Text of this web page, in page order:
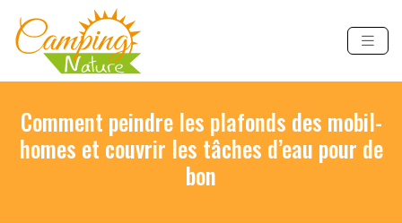
Comment peindre les plafonds des mobil-
homes et couvrir les tâches d’eau pour de
bon